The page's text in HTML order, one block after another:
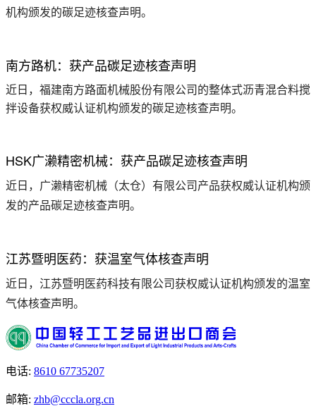
机构颁发的碳足迹核查声明。
南方路机：获产品碳足迹核查声明
近日，福建南方路面机械股份有限公司的整体式沥青混合料搅
拌设备获权威认证机构颁发的碳足迹核查声明。
HSK广濑精密机械：获产品碳足迹核查声明
近日，广濑精密机械（太仓）有限公司产品获权威认证机构颁
发的产品碳足迹核查声明。
江苏暨明医药：获温室气体核查声明
近日，江苏暨明医药科技有限公司获权威认证机构颁发的温室
气体核查声明。
电话: 8610 67735207
邮箱: zhb@cccla.org.cn